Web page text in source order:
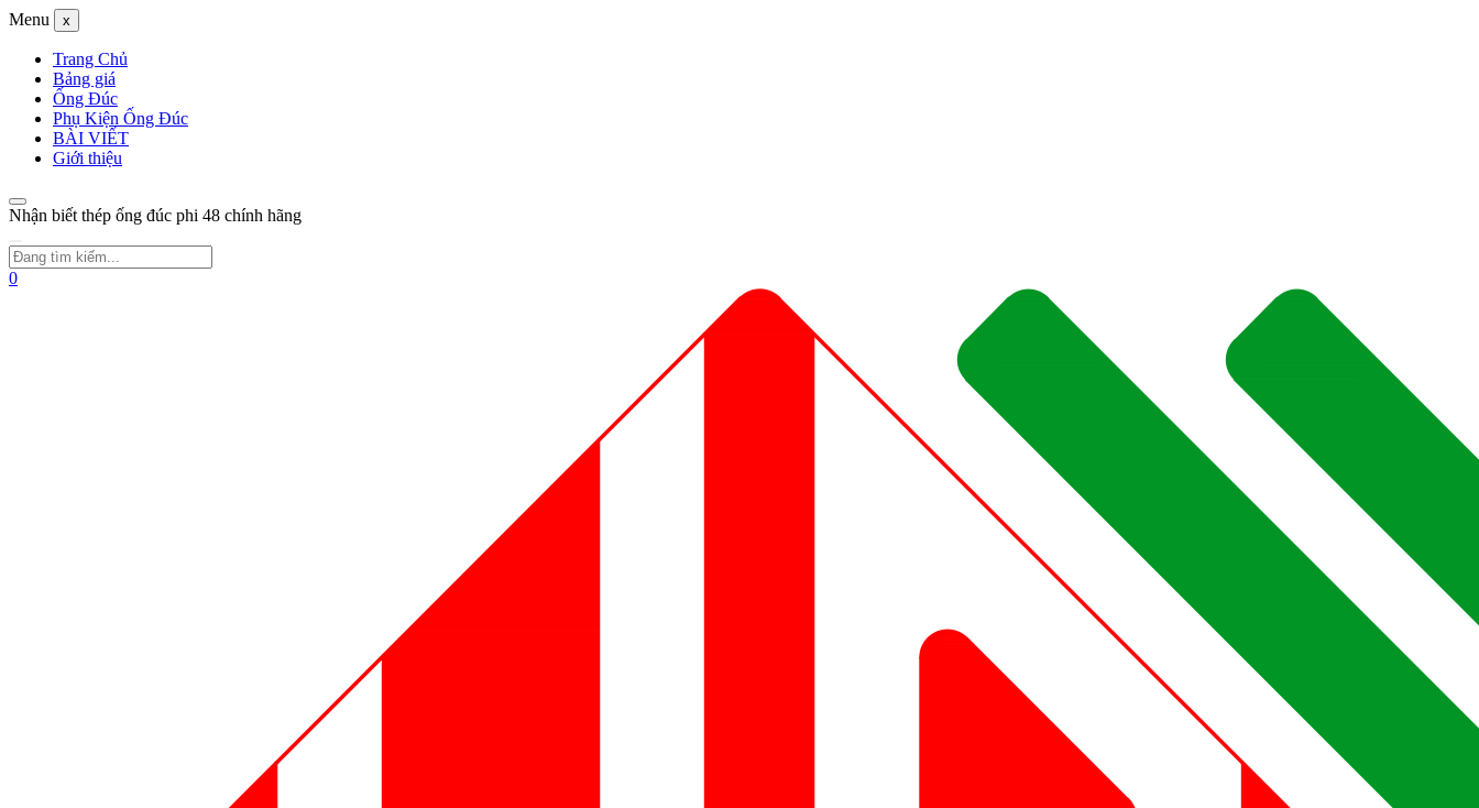
Menu x
Trang Chủ
Bảng giá
Ống Đúc
Phụ Kiện Ống Đúc
BÀI VIẾT
Giới thiệu
Nhận biết thép ống đúc phi 48 chính hãng
0